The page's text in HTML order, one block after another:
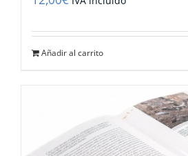
Añadir al carrito